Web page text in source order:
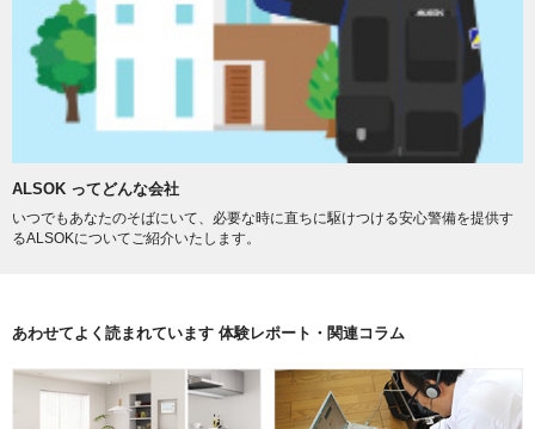
ALSOK ってどんな会社
いつでもあなたのそばにいて、必要な時に直ちに駆けつける安心警備を提供す
るALSOKについてご紹介いたします。
あわせてよく読まれています 体験レポート・関連コラム